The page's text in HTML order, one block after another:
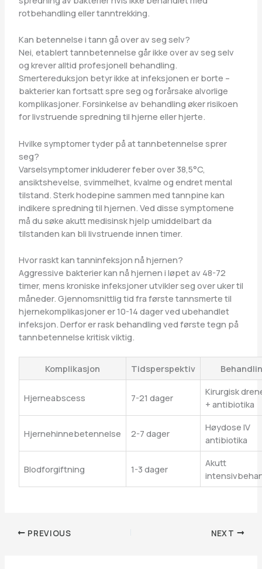
rotbehandling eller tanntrekking.
Kan betennelse i tann gå over av seg selv?
Nei, etablert tannbetennelse går ikke over av seg selv
og krever alltid profesjonell behandling.
Smertereduksjon betyr ikke at infeksjonen er borte –
bakterier kan fortsatt spre seg og forårsake alvorlige
komplikasjoner. Forsinkelse av behandling øker risikoen
for livstruende spredning til hjerne eller hjerte.
Hvilke symptomer tyder på at tannbetennelse sprer
seg?
Varselsymptomer inkluderer feber over 38,5°C,
ansiktshevelse, svimmelhet, kvalme og endret mental
tilstand. Sterk hodepine sammen med tannpine kan
indikere spredning til hjernen. Ved disse symptomene
må du søke akutt medisinsk hjelp umiddelbart da
tilstanden kan bli livstruende innen timer.
Hvor raskt kan tanninfeksjon nå hjernen?
Aggressive bakterier kan nå hjernen i løpet av 48-72
timer, mens kroniske infeksjoner utvikler seg over uker til
måneder. Gjennomsnittlig tid fra første tannsmerte til
hjernekomplikasjoner er 10-14 dager ved ubehandlet
infeksjon. Derfor er rask behandling ved første tegn på
tannbetennelse kritisk viktig.
Komplikasjon Tidsperspektiv
Hjerneabscess 7-21 dager
Kirurgisk
+ antibiotika
Hjernehinnebetennelse 2-7 dager
Høydose IV
antibiotika
Blodforgiftning 1-3 dager
Akutt
PREVIOUS NEXT